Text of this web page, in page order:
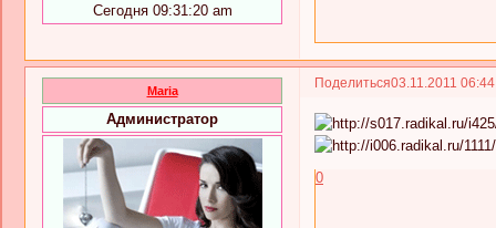
Сегодня 09:31:20 am
Поделиться03.11.2011
Maria
Администратор
0